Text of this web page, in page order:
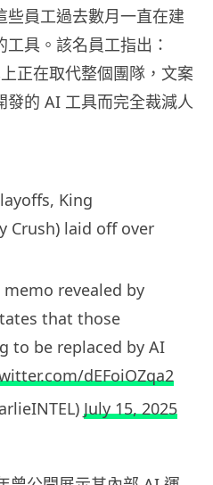
些員工過去數月一直在建
具。該名員工指出：
正在取代整個團隊，文案
發的 AI 工具而完全裁減人
King
Crush) laid off over
revealed by
that those
to be replaced by AI
dEFoiOZqa2
July 15, 2025